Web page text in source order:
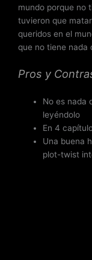
mundo porque no
tuvieron que
queridos en el
que no tiene nada
Pros y
No es nada
leyéndolo
En 4
Una buena
plot-twist